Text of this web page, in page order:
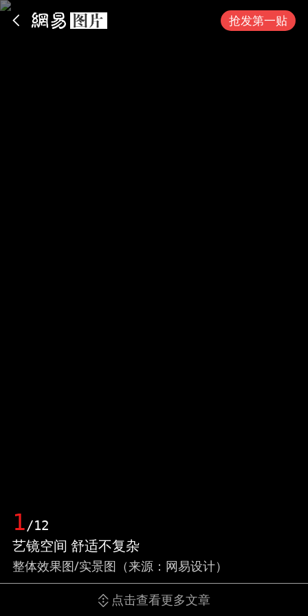
抢发第一贴
1/12
艺镜空间 舒适不复杂
整体效果图/实景图（来源：网易设计）
点击查看更多文章
App内打开